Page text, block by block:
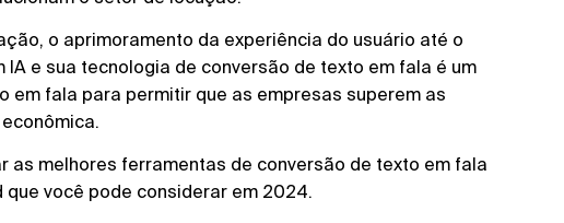
o aprimoramento da experiência do usuário até o
e sua tecnologia de conversão de texto em fala é um
em fala para permitir que as empresas superem as
as melhores ferramentas de conversão de texto em fala
que você pode considerar em 2024.